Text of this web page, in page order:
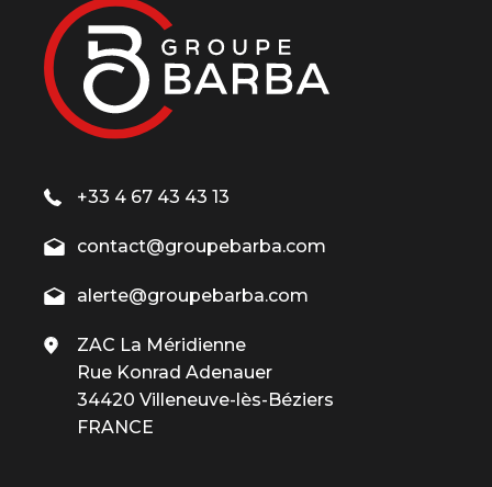
+33 4 67 43 43 13
contact@groupebarba.com
alerte@groupebarba.com
ZAC La Méridienne
Rue Konrad Adenauer
34420 Villeneuve-lès-Béziers
FRANCE